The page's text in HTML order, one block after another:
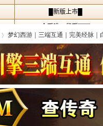
梦幻西游｜三端互通｜完美经脉｜